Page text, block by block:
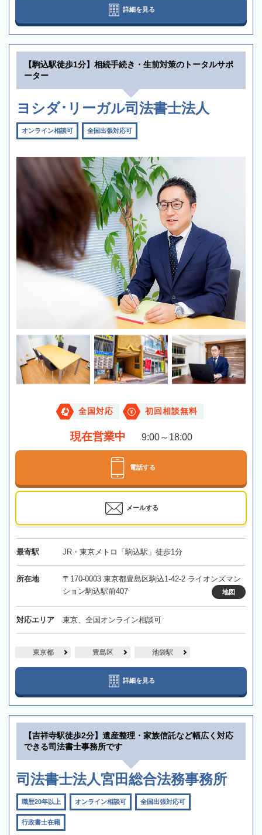
詳細を見る
【駒込駅徒歩1分】相続手続き・生前対策のトータルサポ
ーター
ヨシダ･リーガル司法書士法人
オンライン相談可 全国出張対応可
全国対応 初回相談無料
現在営業中 9:00～18:00
電話する
メールする
最寄駅 JR・東京メトロ「駒込駅」徒歩1分
所在地
〒170-0003 東京都豊島区駒込1-42-2 ライオンズマン
ション駒込駅前407
地図
対応エリア 東京、全国オンライン相談可
東京都 豊島区 池袋駅
詳細を見る
【吉祥寺駅徒歩2分】遺産整理・家族信託など幅広く対応
できる司法書士事務所です
司法書士法人宮田総合法務事務所
職歴20年以上 オンライン相談可 全国出張対応可
行政書士在籍